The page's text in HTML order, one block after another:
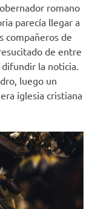
romano
parecía llegar a
compañeros de
de entre
la noticia.
luego un
iglesia cristiana